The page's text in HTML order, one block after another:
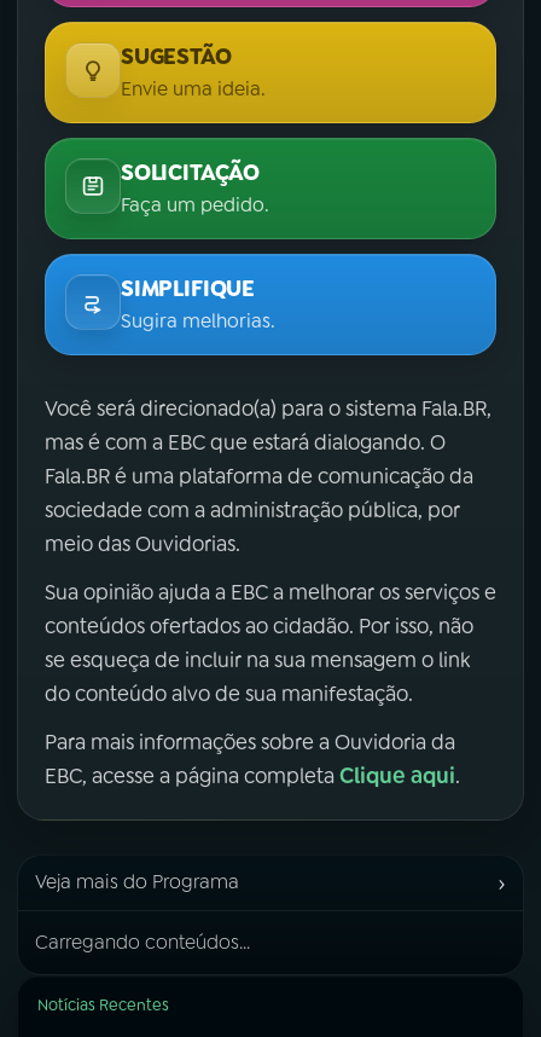
SUGESTÃO
Envie uma ideia.
SOLICITAÇÃO
Faça um pedido.
SIMPLIFIQUE
Sugira melhorias.
Você será direcionado(a) para o sistema Fala.BR,
mas é com a EBC que estará dialogando. O
Fala.BR é uma plataforma de comunicação da
sociedade com a administração pública, por
meio das Ouvidorias.
Sua opinião ajuda a EBC a melhorar os serviços e
conteúdos ofertados ao cidadão. Por isso, não
se esqueça de incluir na sua mensagem o link
do conteúdo alvo de sua manifestação.
Para mais informações sobre a Ouvidoria da
EBC, acesse a página completa Clique aqui.
Veja mais do Programa ›
Carregando conteúdos...
Notícias Recentes